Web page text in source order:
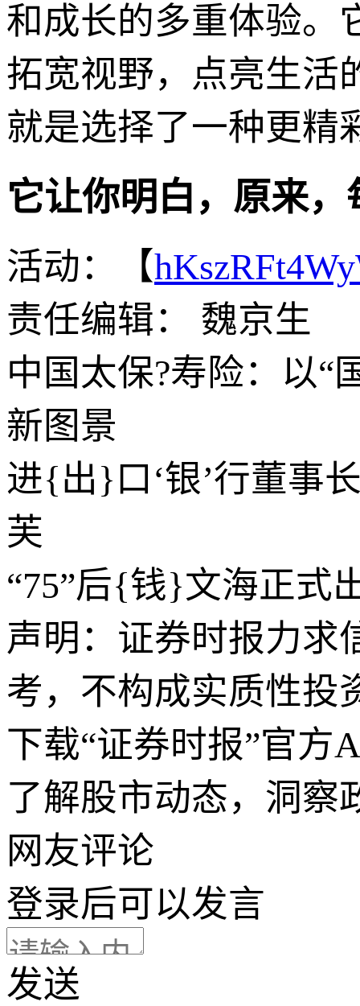
和成长的多重体验。
拓宽视野，点亮生活
就是选择了一种更精
它让你明白，原来
活动：【
责任编辑： 魏京生
中国太保?寿险：以“
新图景
进{出}口‘银’行董事
芙
“75”后{钱}文海正式
声明：证券时报力求
考，不构成实质性投
下载“证券时报”官方
了解股市动态，洞察
网友评论
登录后可以发言
发送